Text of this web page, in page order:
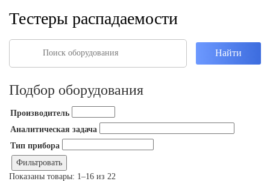
Тестеры распадаемости
Подбор оборудования
Производитель
Аналитическая задача
Тип прибора
Фильтровать
Показаны товары: 1–16 из 22